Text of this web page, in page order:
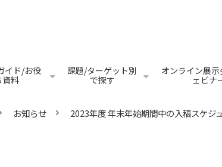
イド/お役
資料
課題/ターゲット別
で探す
オンライン展
ェビナ
お知らせ 2023年度 年末年始期間中の入稿スケジ